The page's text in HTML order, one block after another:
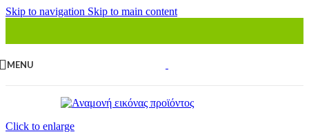
Skip to navigation Skip to main content
MENU
Click to enlarge